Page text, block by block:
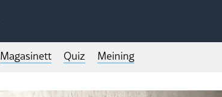
Magasinett Quiz Meining